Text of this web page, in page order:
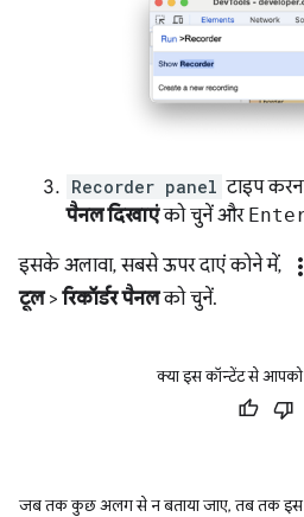
Recorder panel टाइप
पैनल दिखाएंको चुनें और
इसके अलावा, सबसे ऊपर दाएं कोने में, more_vert
टूल>रिकॉर्डर पैनलको चुनें.
क्या इस कॉन्टेंट से
जब तक कुछ अलग से न बताया जाए, तब तक इस